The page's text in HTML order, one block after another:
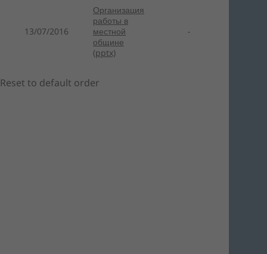
13/07/2016
Организация
работы в
местной
общине
(pptx)
-
Reset to default order